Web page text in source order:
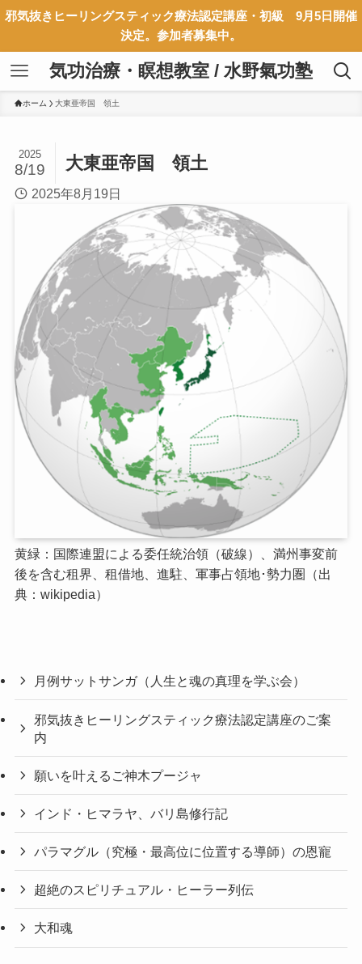
邪気抜きヒーリングスティック療法認定講座・初級 9月5日開催
決定。参加者募集中。
気功治療・瞑想教室 / 水野氣功塾
ホーム 大東亜帝国 領土
大東亜帝国 領土
2025
8/19
2025年8月19日
黄緑：国際連盟による委任統治領（破線）、満州事変前
後を含む租界、租借地、進駐、軍事占領地･勢力圏（出
典：wikipedia）
月例サットサンガ（人生と魂の真理を学ぶ会）
邪気抜きヒーリングスティック療法認定講座のご案
内
願いを叶えるご神木プージャ
インド・ヒマラヤ、バリ島修行記
パラマグル（究極・最高位に位置する導師）の恩寵
超絶のスピリチュアル・ヒーラー列伝
大和魂